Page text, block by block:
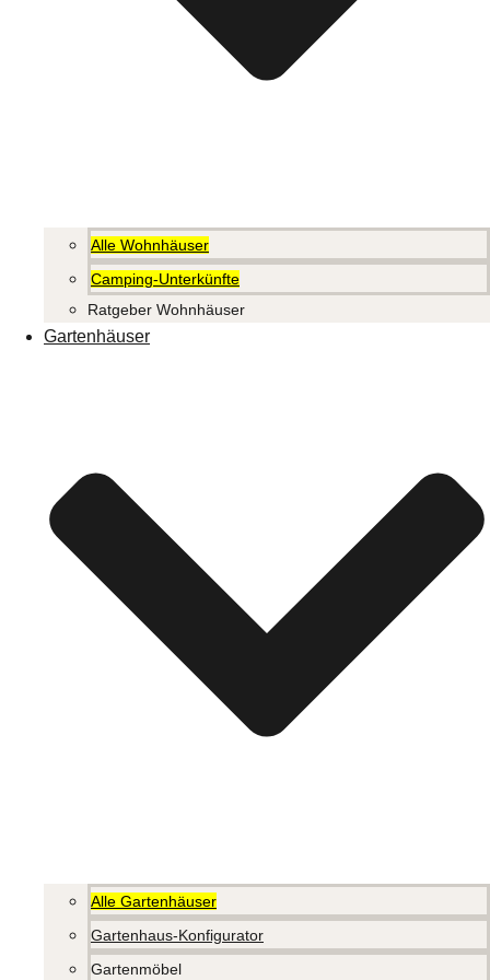
Alle Wohnhäuser
Camping-Unterkünfte
Ratgeber Wohnhäuser
Gartenhäuser
Alle Gartenhäuser
Gartenhaus-Konfigurator
Gartenmöbel